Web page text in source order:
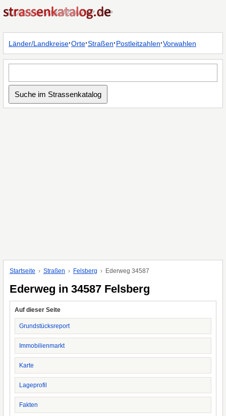
Länder/Landkreise·Orte·Straßen·Postleitzahlen·Vorwahlen
Startseite Straßen Felsberg Ederweg 34587
Ederweg in 34587 Felsberg
Auf dieser Seite
Grundstücksreport
Immobilienmarkt
Karte
Lageprofil
Fakten